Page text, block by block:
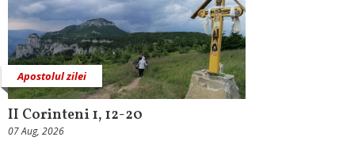
Apostolul zilei
II Corinteni 1, 12-20
07 Aug, 2026